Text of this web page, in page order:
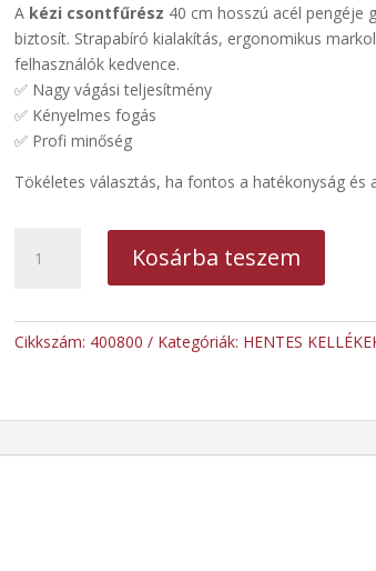
A kézi csontfűrész 40 cm hosszú acél pengéje
biztosít. Strapabíró kialakítás, ergonomikus
felhasználók kedvence.
✅ Nagy vágási teljesítmény
✅ Kényelmes fogás
✅ Profi minőség
Tökéletes választás, ha fontos a hatékonyság és
csontfűrész
es
Kosárba teszem
Cikkszám: 400800 Kategóriák: HENTES